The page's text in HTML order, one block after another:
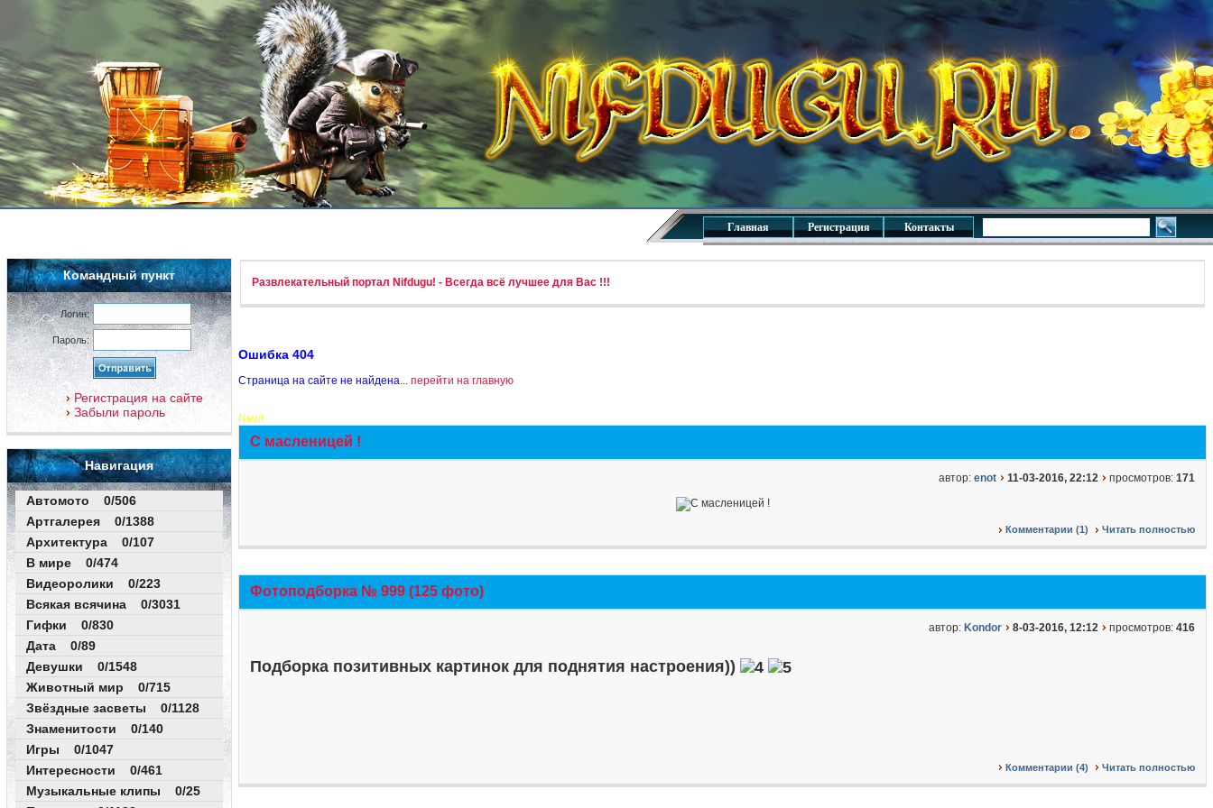
Главная Регистрация Контакты
Командный пункт
Логин:
Пароль:
Регистрация на сайте
Забыли пароль
Навигация
Автомото 0/506
Артгалерея 0/1388
Архитектура 0/107
В мире 0/474
Видеоролики 0/223
Всякая всячина 0/3031
Гифки 0/830
Дата 0/89
Девушки 0/1548
Животный мир 0/715
Звёздные засветы 0/1128
Знаменитости 0/140
Игры 0/1047
Интересности 0/461
Музыкальные клипы 0/25
Развлекательный портал Nifdugu! - Всегда всё лучшее для Вас !!!
Ошибка 404
Страница на сайте не найдена... перейти на главную
New!
С масленицей !
автор: enot 11-03-2016, 22:12 просмотров: 171
Комментарии (1) Читать полностью
Фотоподборка № 999 (125 фото)
автор: Kondor 8-03-2016, 12:12 просмотров: 416
Подборка позитивных картинок для поднятия настроения))
Комментарии (4) Читать полностью